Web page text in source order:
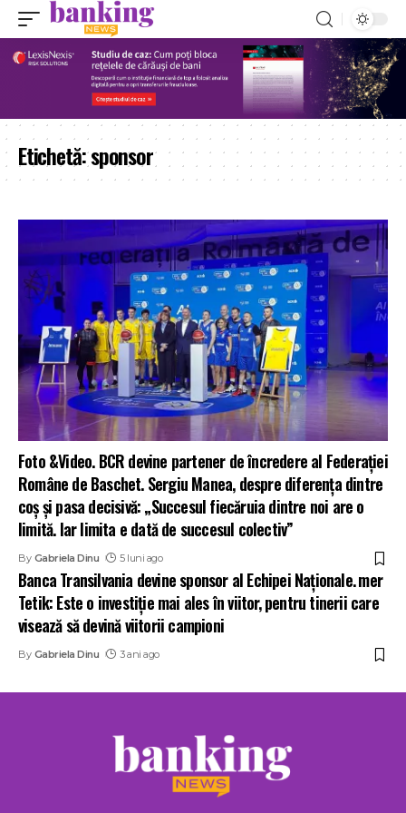
Etichetă:sponsor
Foto &Video. BCR devine partener de încredere al Federației
Române de Baschet. Sergiu Manea, despre diferența dintre
coș și pasa decisivă: „Succesul fiecăruia dintre noi are o
limită. Iar limita e dată de succesul colectiv”
By Gabriela Dinu 5 luni ago
Banca Transilvania devine sponsor al Echipei Naționale. Ӧmer
Tetik: Este o investiție mai ales în viitor, pentru tinerii care
visează să devină viitorii campioni
By Gabriela Dinu 3 ani ago